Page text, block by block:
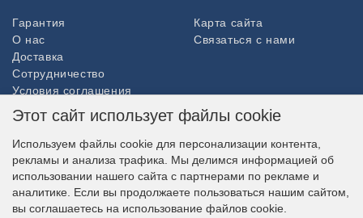
Гарантия
О нас
Доставка
Сотрудничество
Условия соглашения
Возврат товара
Карта сайта
Связаться с нами
Партнёры
НАШ МАГАЗИН В СОЦСЕТЯХ
Этот сайт использует файлы cookie
Используем файлы cookie для персонализации контента,
рекламы и анализа трафика. Мы делимся информацией об
использовании нашего сайта с партнерами по рекламе и
аналитике. Если вы продолжаете пользоваться нашим сайтом,
вы соглашаетесь на использование файлов cookie.